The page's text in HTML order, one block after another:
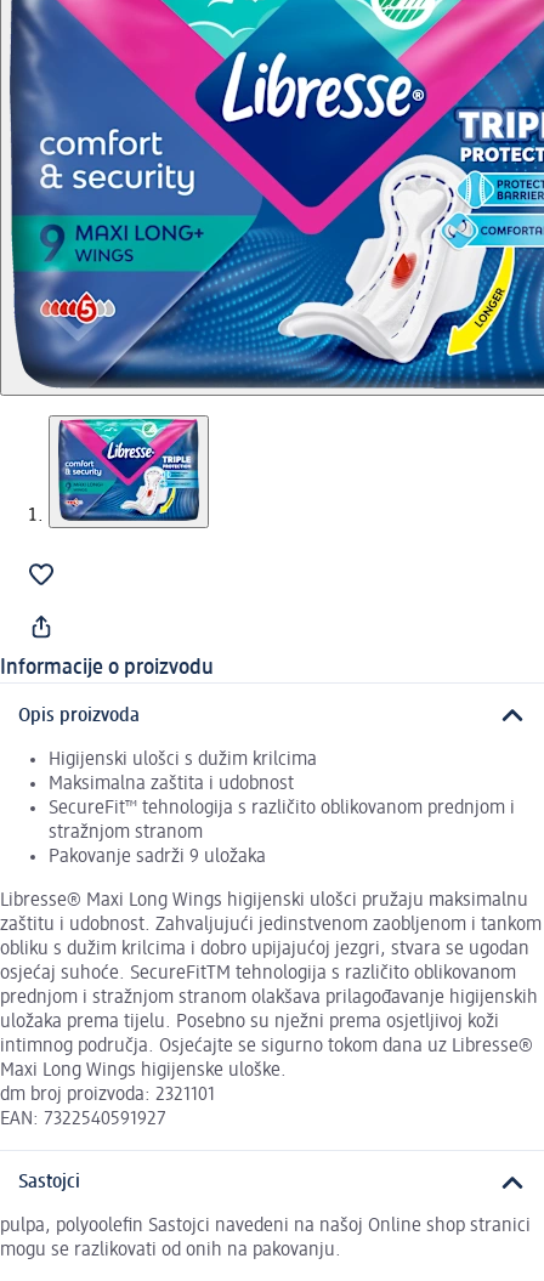
Informacije o proizvodu
Opis proizvoda
Higijenski ulošci s dužim krilcima
Maksimalna zaštita i udobnost
SecureFit™ tehnologija s različito oblikovanom prednjom i
stražnjom stranom
Pakovanje sadrži 9 uložaka
Libresse® Maxi Long Wings higijenski ulošci pružaju maksimalnu
zaštitu i udobnost. Zahvaljujući jedinstvenom zaobljenom i tankom
obliku s dužim krilcima i dobro upijajućoj jezgri, stvara se ugodan
osjećaj suhoće. SecureFitTM tehnologija s različito oblikovanom
prednjom i stražnjom stranom olakšava prilagođavanje higijenskih
uložaka prema tijelu. Posebno su nježni prema osjetljivoj koži
intimnog područja. Osjećajte se sigurno tokom dana uz Libresse®
Maxi Long Wings higijenske uloške.
dm broj proizvoda: 2321101
EAN: 7322540591927
Sastojci
pulpa, polyoolefin Sastojci navedeni na našoj Online shop stranici
mogu se razlikovati od onih na pakovanju.